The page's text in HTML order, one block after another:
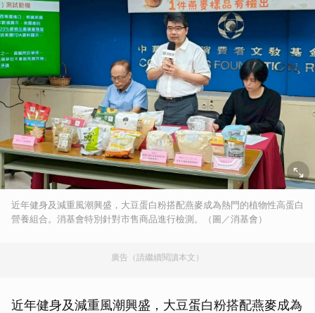
近年健身及減重風潮興盛，大豆蛋白粉搭配燕麥成為熱門的植物性高蛋白
營養組合。消基會特別針對市售商品進行檢測。（圖／消基會）
廣告（請繼續閱讀本文）
近年健身及減重風潮興盛，大豆蛋白粉搭配燕麥成為